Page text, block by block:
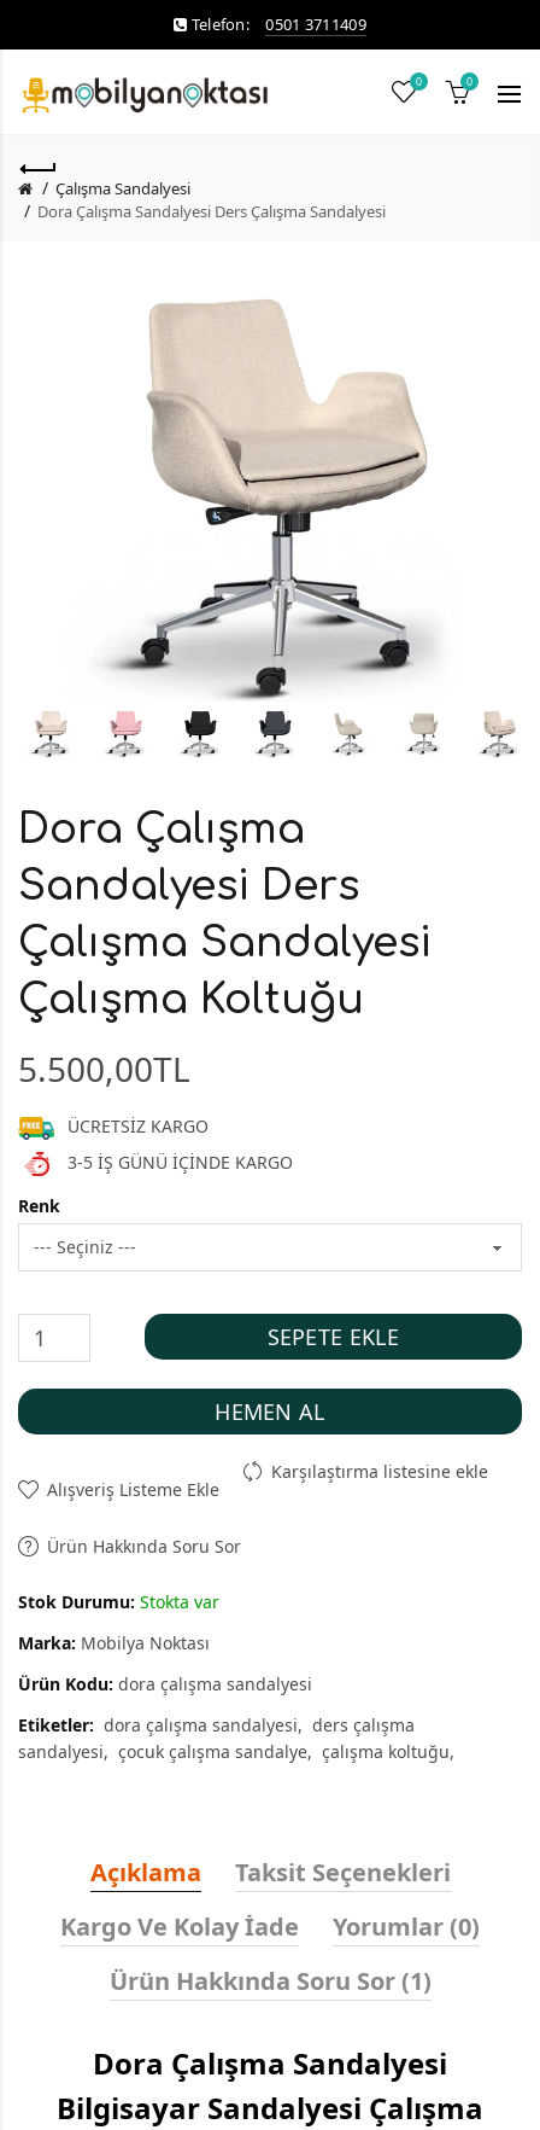
Telefon: 0501 3711409
0 0
Çalışma Sandalyesi
Dora Çalışma Sandalyesi Ders Çalışma Sandalyesi
Dora Çalışma
Sandalyesi Ders
Çalışma Sandalyesi
Çalışma Koltuğu
5.500,00TL
ÜCRETSİZ KARGO
3-5 İŞ GÜNÜ İÇİNDE KARGO
Renk
SEPETE EKLE
HEMEN AL
Alışveriş Listeme Ekle
Karşılaştırma listesine ekle
Ürün Hakkında Soru Sor
Stok Durumu: Stokta var
Marka: Mobilya Noktası
Ürün Kodu: dora çalışma sandalyesi
Etiketler: dora çalışma sandalyesi
ders çalışma
sandalyesi
çocuk çalışma sandalye çalışma koltuğu
Açıklama
Taksit Seçenekleri
Kargo Ve Kolay İade
Yorumlar (0)
Ürün Hakkında Soru Sor (1)
Dora Çalışma Sandalyesi
Bilgisayar Sandalyesi Çalışma